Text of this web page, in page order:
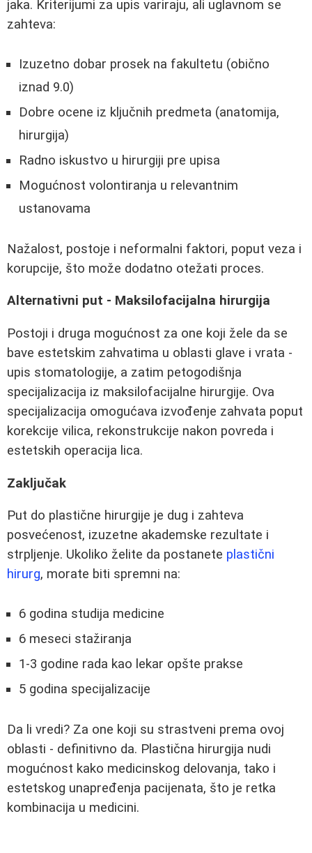
jaka. Kriterijumi za upis variraju, ali uglavnom se
zahteva:
Izuzetno dobar prosek na fakultetu (obično
iznad 9.0)
Dobre ocene iz ključnih predmeta (anatomija,
hirurgija)
Radno iskustvo u hirurgiji pre upisa
Mogućnost volontiranja u relevantnim
ustanovama
Nažalost, postoje i neformalni faktori, poput veza i
korupcije, što može dodatno otežati proces.
Alternativni put - Maksilofacijalna hirurgija
Postoji i druga mogućnost za one koji žele da se
bave estetskim zahvatima u oblasti glave i vrata -
upis stomatologije, a zatim petogodišnja
specijalizacija iz maksilofacijalne hirurgije. Ova
specijalizacija omogućava izvođenje zahvata poput
korekcije vilica, rekonstrukcije nakon povreda i
estetskih operacija lica.
Zaključak
Put do plastične hirurgije je dug i zahteva
posvećenost, izuzetne akademske rezultate i
strpljenje. Ukoliko želite da postanete plastični
hirurg, morate biti spremni na:
6 godina studija medicine
6 meseci stažiranja
1-3 godine rada kao lekar opšte prakse
5 godina specijalizacije
Da li vredi? Za one koji su strastveni prema ovoj
oblasti - definitivno da. Plastična hirurgija nudi
mogućnost kako medicinskog delovanja, tako i
estetskog unapređenja pacijenata, što je retka
kombinacija u medicini.